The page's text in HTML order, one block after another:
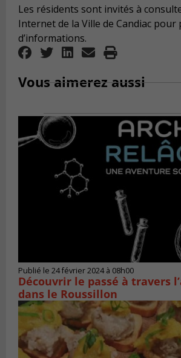
Les résidents sont invités à
Internet de la Ville de Candiac pour
d’informations.
Vous aimerez aussi
Publié le 24 février 2024 à 08h00
Découvrir le passé à travers
dans le Roussillon